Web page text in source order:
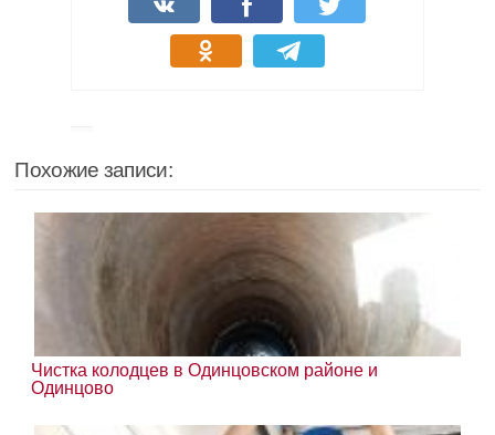
Похожие записи:
Чистка колодцев в Одинцовском районе и
Одинцово